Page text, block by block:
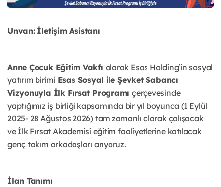
Unvan: İletişim Asistanı
Anne Çocuk Eğitim Vakfı olarak Esas Holding’in sosyal
yatırım birimi Esas Sosyal ile Şevket Sabancı
Vizyonuyla İlk Fırsat Programıçerçevesinde
yaptığımız iş birliği kapsamında bir yıl boyunca (1 Eylül
2025- 28 Ağustos 2026) tam zamanlı olarak çalışacak
ve İlk Fırsat Akademisi eğitim faaliyetlerine katılacak
genç takım arkadaşları arıyoruz.
İlan Tanımı